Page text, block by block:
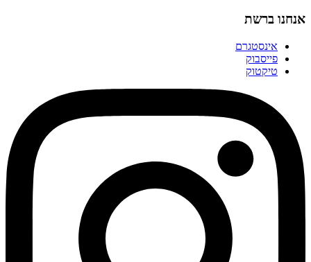
אנחנו ברשת
אינסטגרם
פייסבוק
טיקטוק